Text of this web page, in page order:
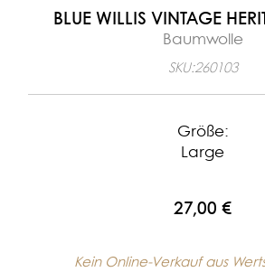
BLUE WILLIS VINTAGE
Baumwolle
SKU:260103
Größe:
Large
27,00 €
Kein Online-Verkauf aus